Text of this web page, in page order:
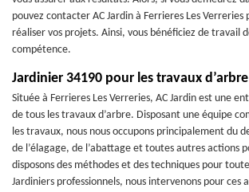
pouvez contacter AC Jardin à Ferrieres Les Verreries
réaliser vos projets. Ainsi, vous bénéficiez de travail
compétence.
Jardinier 34190 pour les travaux d’arbre
Située à Ferrieres Les Verreries, AC Jardin est une
de tous les travaux d’arbre. Disposant une équipe
les travaux, nous nous occupons principalement du
de l’élagage, de l’abattage et toutes autres actions
disposons des méthodes et des techniques pour
Jardiniers professionnels, nous intervenons pour ces